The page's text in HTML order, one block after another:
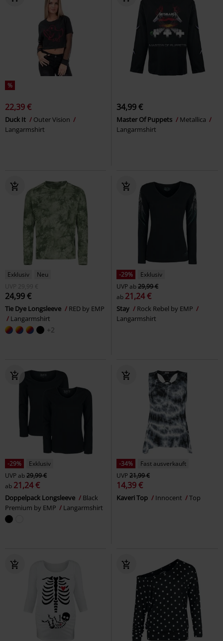
%
22,39 €
Duck It
Outer Vision
Langarmshirt
34,99 €
Master Of Puppets
Metallica
Langarmshirt
Exklusiv
Neu
UVP
29,99 €
24,99 €
Tie Dye Longsleeve
RED by EMP
Langarmshirt
+2
-29%
Exklusiv
UVPab29,99 €
ab 21,24 €
Stay
Rock Rebel by EMP
Langarmshirt
-29%
Exklusiv
UVPab29,99 €
ab 21,24 €
Doppelpack Longsleeve
Black
Premium by EMP
Langarmshirt
-34%
Fast ausverkauft
UVP21,99 €
14,39 €
Kaveri Top Innocent Top